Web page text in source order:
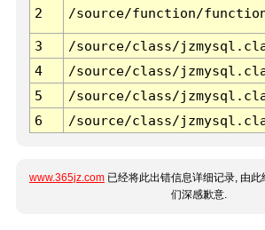
2 /source/function/
3 /source/class/
4
/source/class/
5
/source/class/
6
/source/class/
www.365jz.com 已经将此出错信息详细记录, 由
们深感歉意.